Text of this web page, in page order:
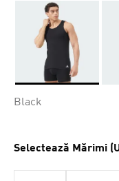
Black
Selectează Mărimi